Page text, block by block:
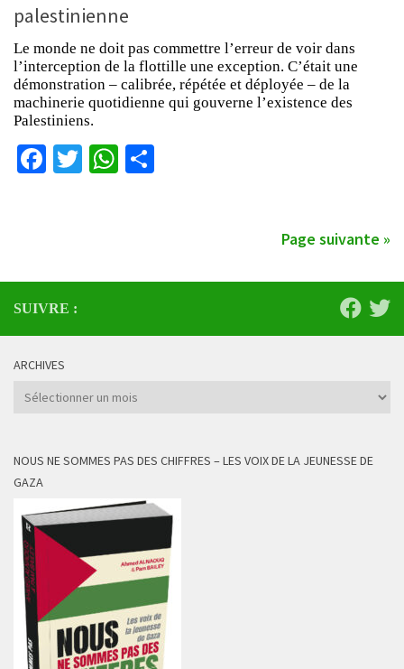
palestinienne
Le monde ne doit pas commettre l’erreur de voir dans
l’interception de la flottille une exception. C’était une
démonstration – calibrée, répétée et déployée – de la
machinerie quotidienne qui gouverne l’existence des
Palestiniens.
Facebook
TwitterWhatsApp
Page suivante »
SUIVRE :
ARCHIVES
Archives
NOUS NE SOMMES PAS DES CHIFFRES – LES VOIX DE LA JEUNESSE DE
GAZA